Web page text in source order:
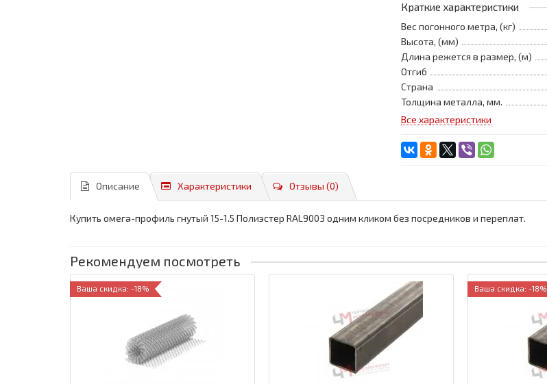
Краткие характеристики
Вес погонного метра, (кг)
Высота, (мм)
Длина режется в размер, (м)
Отгиб
Страна
Толщина металла, мм.
Все характеристики
Описание Характеристики Отзывы (0)
Купить омега-профиль гнутый 15-1.5 Полиэстер RAL9003 одним кликом без посредников и переплат.
Рекомендуем посмотреть
Ваша скидка: -18% Ваша скидка: -18%